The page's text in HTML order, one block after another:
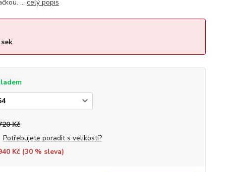
... celý popis
Kč
Potřebujete poradit s velikostí?
Kč (30% sleva)